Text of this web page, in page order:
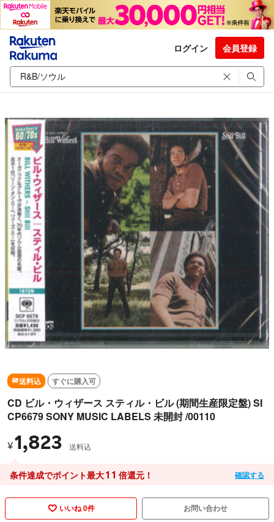
ログイン 会員登録
送料込 すぐに購入可
CD ビル・ウィザース スティル・ビル (期間生産限定盤) SI
CP6679 SONY MUSIC LABELS 未開封 /00110
¥1,823 送料込
条件達成でポイント最大11 倍還元！ 確認する
いいね 0件 お問い合わせ